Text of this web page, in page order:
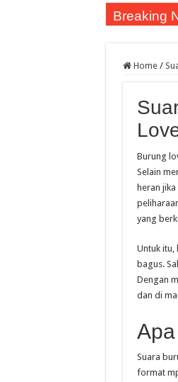
Breaking
Home /
Burung
Selain
heran
yang
Untuk itu,
bagus.
Dengan
dan di
Suara
format